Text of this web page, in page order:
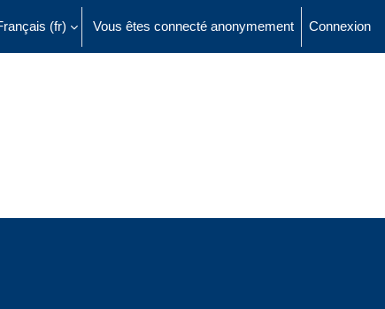
la saisie de recherche
‎(fr)‎ Vous êtes connecté anonymement Connexion